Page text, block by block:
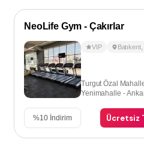
NeoLife Gym - Çakırlar
VIP Batıkent,
Turgut Özal
Yenimahalle -
%10 İndirim Ücretsiz